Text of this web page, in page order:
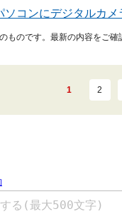
ソコンにデジタルカ
ものです。最新の内容をご確
1 2